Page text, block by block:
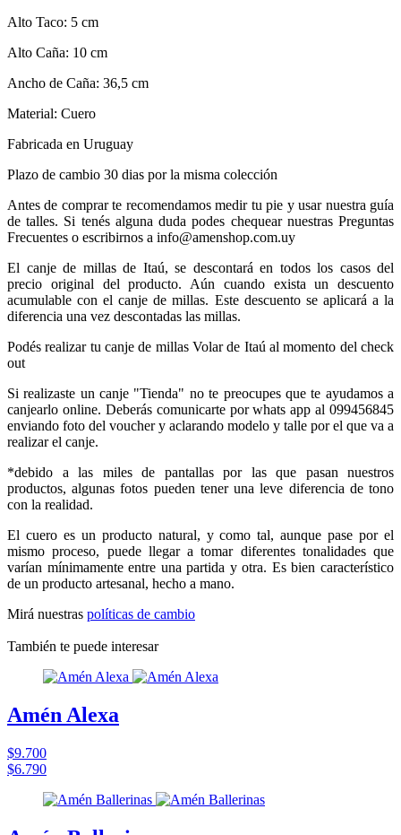
Alto Taco: 5 cm
Alto Caña: 10 cm
Ancho de Caña: 36,5 cm
Material: Cuero
Fabricada en Uruguay
Plazo de cambio 30 dias por la misma colección
Antes de comprar te recomendamos medir tu pie y usar nuestra guía
de talles. Si tenés alguna duda podes chequear nuestras Preguntas
Frecuentes o escribirnos a info@amenshop.com.uy
El canje de millas de Itaú, se descontará en todos los casos del
precio original del producto. Aún cuando exista un descuento
acumulable con el canje de millas. Este descuento se aplicará a la
diferencia una vez descontadas las millas.
Podés realizar tu canje de millas Volar de Itaú al momento del check
out
Si realizaste un canje "Tienda" no te preocupes que te ayudamos a
canjearlo online. Deberás comunicarte por whats app al 099456845
enviando foto del voucher y aclarando modelo y talle por el que va a
realizar el canje.
*debido a las miles de pantallas por las que pasan nuestros
productos, algunas fotos pueden tener una leve diferencia de tono
con la realidad.
El cuero es un producto natural, y como tal, aunque pase por el
mismo proceso, puede llegar a tomar diferentes tonalidades que
varían mínimamente entre una partida y otra. Es bien característico
de un producto artesanal, hecho a mano.
Mirá nuestras políticas de cambio
También te puede interesar
Amén Alexa
$9.700
$6.790